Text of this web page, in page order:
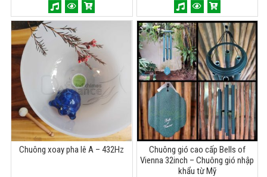
Chuông xoay pha lê A – 432Hz
Chuông gió cao cấp Bells of
Vienna 32inch – Chuông gió nhập
khẩu từ Mỹ